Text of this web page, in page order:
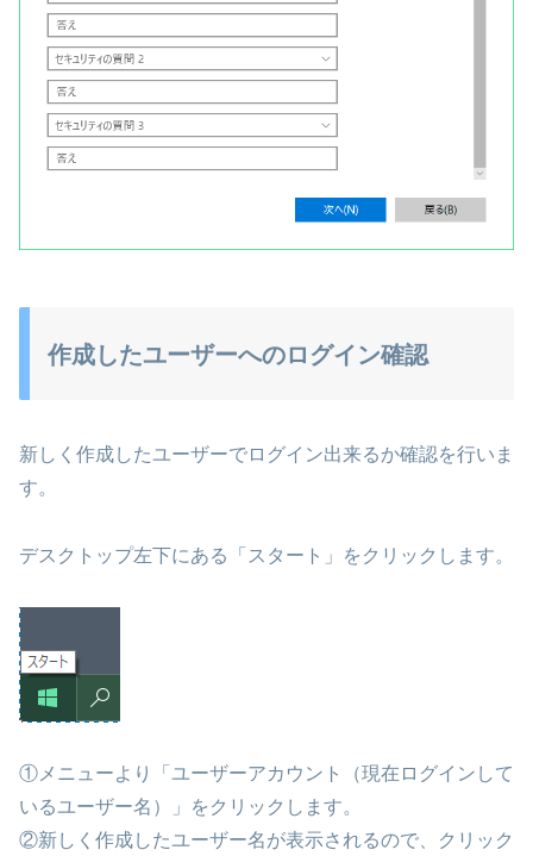
作成したユーザーへのログイン確認
新しく作成したユーザーでログイン出来るか確認を行いま
す。
デスクトップ左下にある「スタート」をクリックします。
①メニューより「ユーザーアカウント（現在ログインして
いるユーザー名）」をクリックします。
②新しく作成したユーザー名が表示されるので、クリック